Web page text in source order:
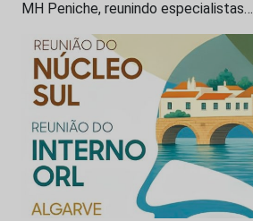
MH Peniche, reunindo especialistas…